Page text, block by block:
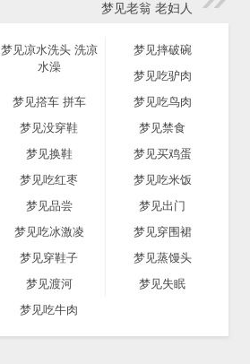
梦见老翁 老妇人
梦见凉水洗头 洗凉
水澡
梦见摔破碗
梦见吃驴肉
梦见撘车 拼车
梦见吃鸟肉
梦见没穿鞋
梦见禁食
梦见换鞋
梦见买鸡蛋
梦见吃红枣
梦见吃米饭
梦见品尝
梦见出门
梦见吃冰激凌
梦见穿围裙
梦见穿鞋子
梦见蒸馒头
梦见渡河
梦见失眠
梦见吃牛肉